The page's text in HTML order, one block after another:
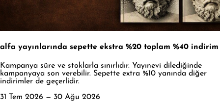
alfa yayınlarında sepette ekstra %20 toplam %40 indirim
Kampanya süre ve stoklarla sınırlıdır. Yayınevi dilediğinde
kampanyaya son verebilir. Sepette extra %10 yanında diğer
indirimler de geçerlidir.
31 Tem 2026 — 30 Ağu 2026